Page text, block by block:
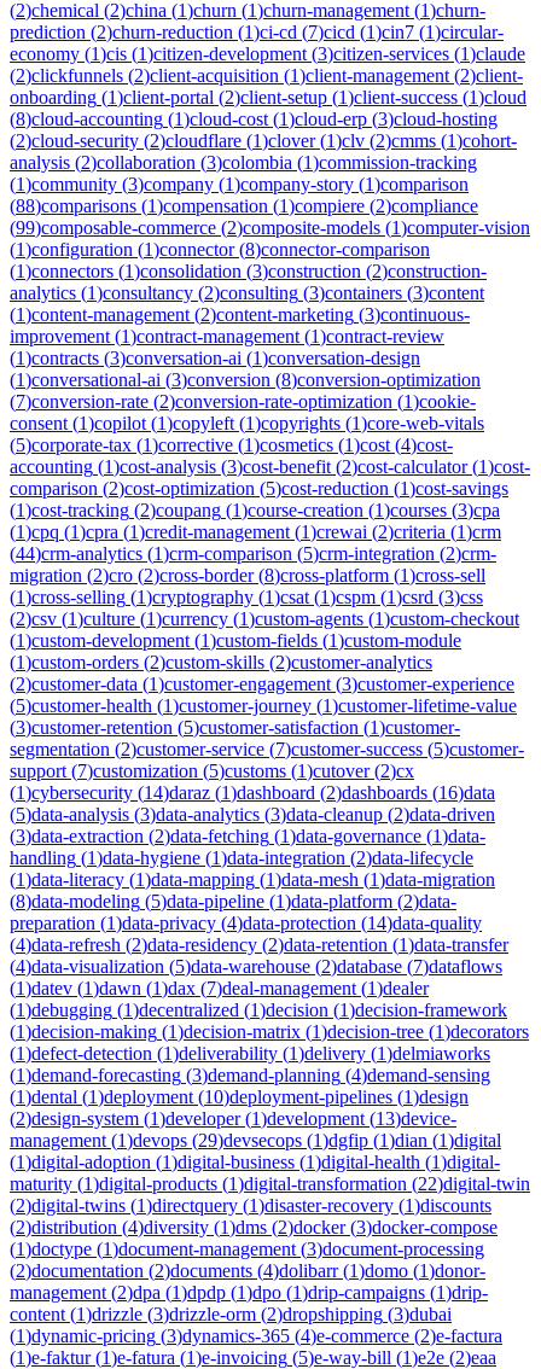
(2)chemical (2)china (1)churn (1)churn-management (1)churn-
prediction (2)churn-reduction (1)ci-cd (7)cicd (1)cin7 (1)circular-
economy (1)cis (1)citizen-development (3)citizen-services (1)claude
(2)clickfunnels (2)client-acquisition (1)client-management (2)client-
onboarding (1)client-portal (2)client-setup (1)client-success (1)cloud
(8)cloud-accounting (1)cloud-cost (1)cloud-erp (3)cloud-hosting
(2)cloud-security (2)cloudflare (1)clover(1)clv (2)cmms (1)cohort-
analysis (2)collaboration (3)colombia (1)commission-tracking
(1)community (3)company (1)company-story (1)comparison
(88)comparisons (1)compensation (1)compiere (2)compliance
(99)composable-commerce (2)composite-models (1)computer-vision
(1)configuration (1)connector(8)connector-comparison
(1)connectors (1)consolidation (3)construction (2)construction-
analytics (1)consultancy (2)consulting (3)containers (3)content
(1)content-management (2)content-marketing (3)continuous-
improvement (1)contract-management (1)contract-review
(1)contracts (3)conversation-ai (1)conversation-design
(1)conversational-ai (3)conversion (8)conversion-optimization
(7)conversion-rate (2)conversion-rate-optimization (1)cookie-
consent (1)copilot (1)copyleft (1)copyrights (1)core-web-vitals
(5)corporate-tax (1)corrective (1)cosmetics (1)cost (4)cost-
accounting (1)cost-analysis (3)cost-benefit (2)cost-calculator(1)cost-
comparison (2)cost-optimization (5)cost-reduction (1)cost-savings
(1)cost-tracking (2)coupang (1)course-creation (1)courses (3)cpa
(1)cpq (1)cpra (1)credit-management (1)crewai (2)criteria (1)crm
(44)crm-analytics (1)crm-comparison (5)crm-integration (2)crm-
migration (2)cro (2)cross-border(8)cross-platform (1)cross-sell
(1)cross-selling (1)cryptography (1)csat (1)cspm (1)csrd (3)css
(2)csv (1)culture (1)currency (1)custom-agents (1)custom-checkout
(1)custom-development (1)custom-fields (1)custom-module
(1)custom-orders (2)custom-skills (2)customer-analytics
(2)customer-data (1)customer-engagement (3)customer-experience
(5)customer-health (1)customer-journey (1)customer-lifetime-value
(3)customer-retention (5)customer-satisfaction (1)customer-
segmentation (2)customer-service (7)customer-success (5)customer-
support (7)customization (5)customs (1)cutover(2)cx
(1)cybersecurity (14)daraz (1)dashboard (2)dashboards (16)data
(5)data-analysis (3)data-analytics (3)data-cleanup (2)data-driven
(3)data-extraction (2)data-fetching (1)data-governance (1)data-
handling (1)data-hygiene (1)data-integration (2)data-lifecycle
(1)data-literacy (1)data-mapping (1)data-mesh (1)data-migration
(8)data-modeling (5)data-pipeline (1)data-platform (2)data-
preparation (1)data-privacy (4)data-protection (14)data-quality
(4)data-refresh (2)data-residency (2)data-retention (1)data-transfer
(4)data-visualization (5)data-warehouse (2)database (7)dataflows
(1)datev (1)dawn (1)dax (7)deal-management (1)dealer
(1)debugging (1)decentralized (1)decision (1)decision-framework
(1)decision-making (1)decision-matrix (1)decision-tree (1)decorators
(1)defect-detection (1)deliverability (1)delivery (1)delmiaworks
(1)demand-forecasting (3)demand-planning (4)demand-sensing
(1)dental (1)deployment (10)deployment-pipelines (1)design
(2)design-system (1)developer(1)development (13)device-
management (1)devops (29)devsecops (1)dgfip (1)dian (1)digital
(1)digital-adoption (1)digital-business (1)digital-health (1)digital-
maturity (1)digital-products (1)digital-transformation (22)digital-twin
(2)digital-twins (1)directquery (1)disaster-recovery (1)discounts
(2)distribution (4)diversity (1)dms (2)docker(3)docker-compose
(1)doctype (1)document-management (3)document-processing
(2)documentation (2)documents (4)dolibarr(1)domo (1)donor-
management (2)dpa (1)dpdp (1)dpo (1)drip-campaigns (1)drip-
content (1)drizzle (3)drizzle-orm (2)dropshipping (3)dubai
(1)dynamic-pricing (3)dynamics-365 (4)e-commerce (2)e-factura
(1)e-faktur(1)e-fatura (1)e-invoicing (5)e-way-bill (1)e2e (2)eaa